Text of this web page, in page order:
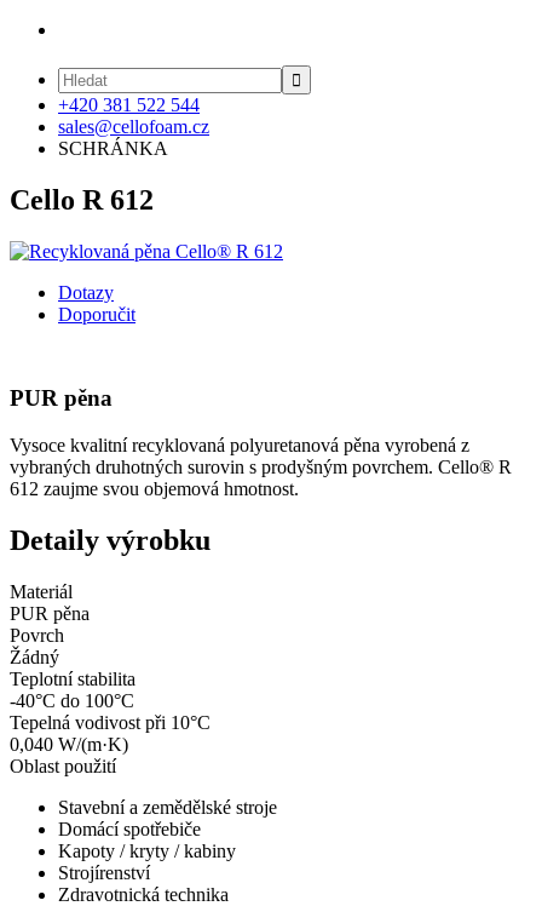

+420 381 522 544
sales@cellofoam.cz
SCHRÁNKA
Cello R 612
Dotazy
Doporučit
PUR pěna
Vysoce kvalitní recyklovaná polyuretanová pěna vyrobená z
vybraných druhotných surovin s prodyšným povrchem. Cello® R
612 zaujme svou objemová hmotnost.
Detaily výrobku
Materiál
PUR pěna
Povrch
Žádný
Teplotní stabilita
-40°C do 100°C
Tepelná vodivost při 10°C
0,040 W/(m·K)
Oblast použití
Stavební a zemědělské stroje
Domácí spotřebiče
Kapoty / kryty / kabiny
Strojírenství
Zdravotnická technika